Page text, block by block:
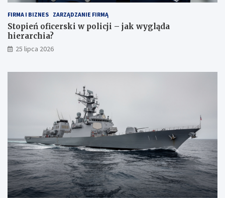
FIRMA I BIZNES ZARZĄDZANIE FIRMĄ
Stopień oficerski w policji – jak wygląda
hierarchia?
25 lipca 2026